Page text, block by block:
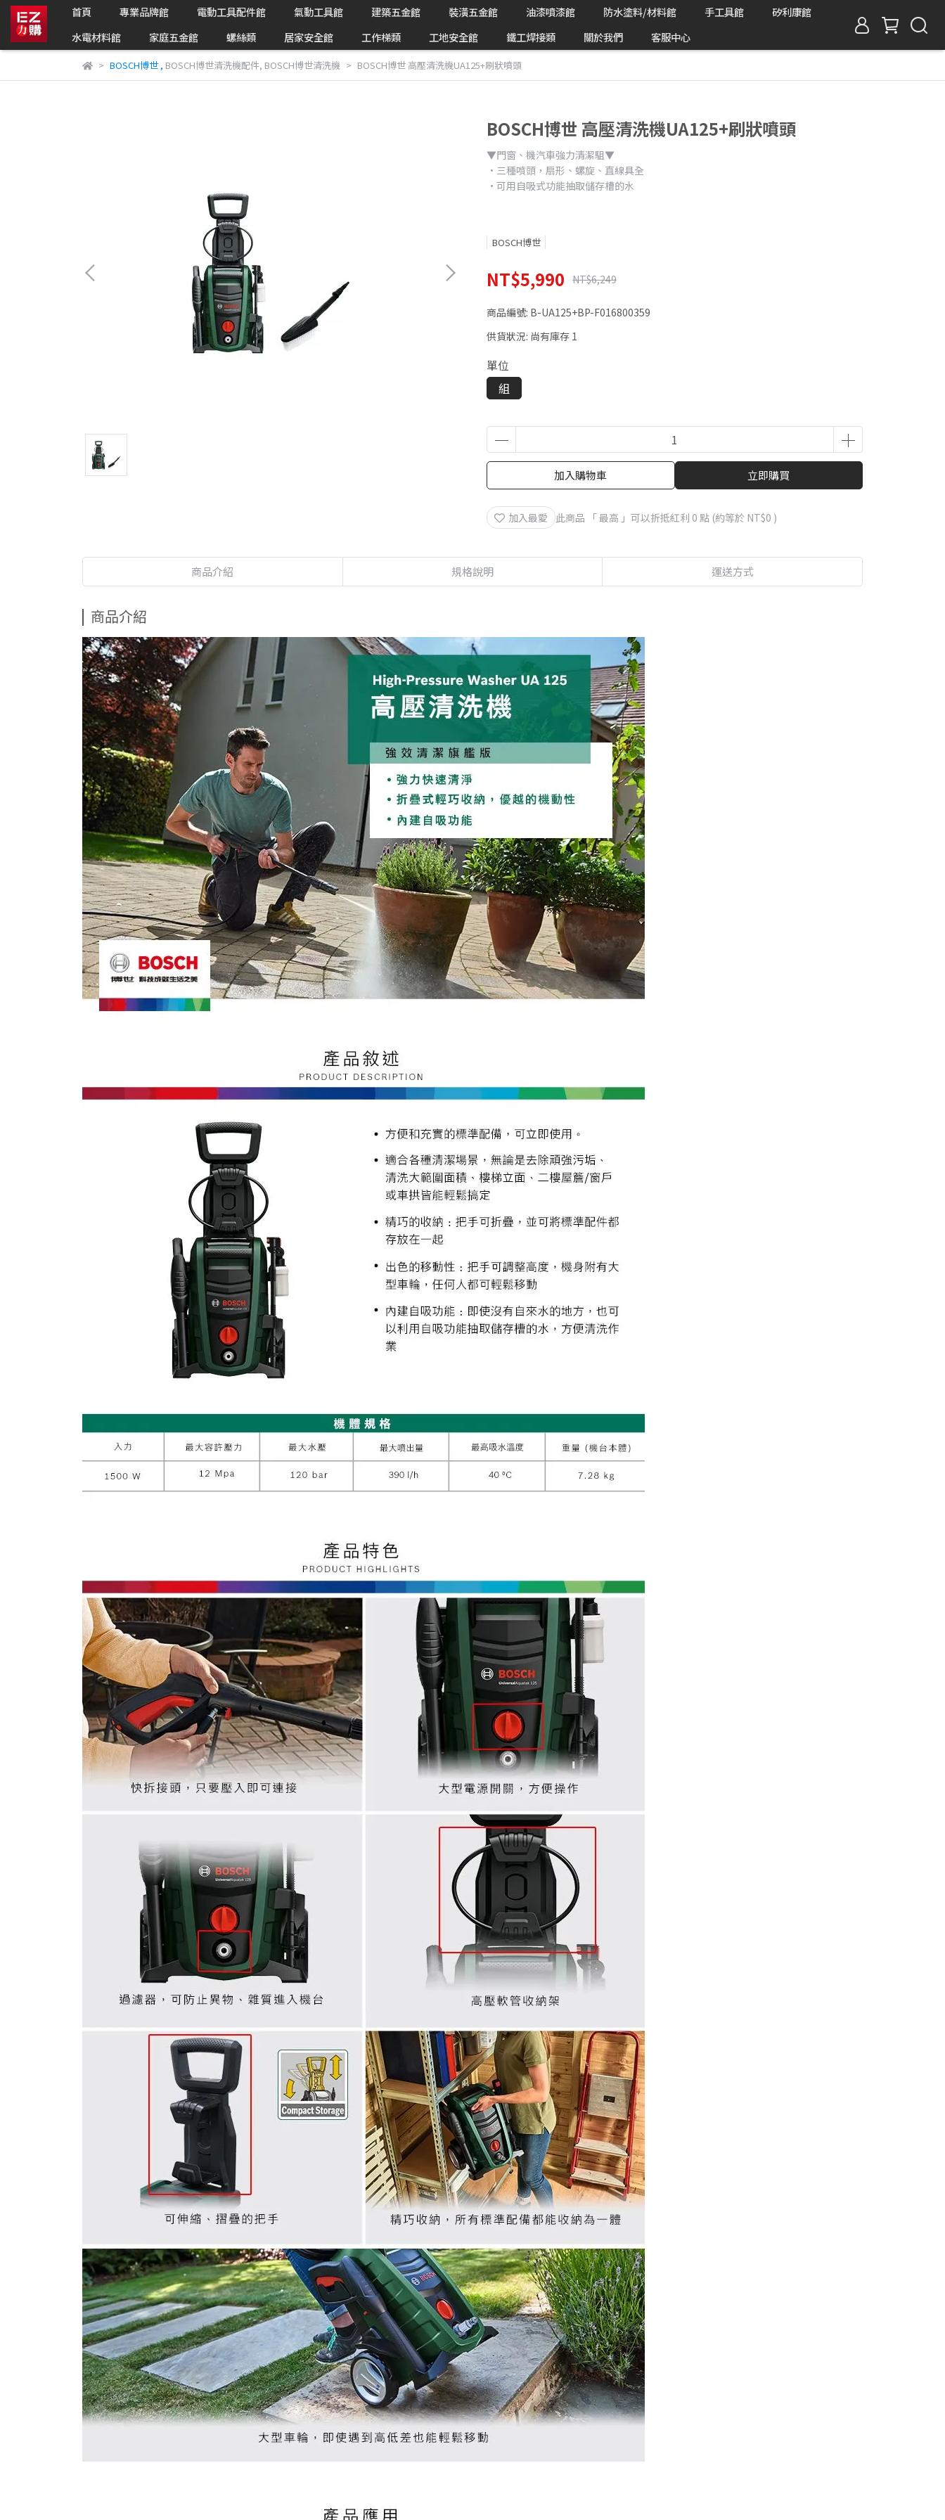
首頁 專業品牌館 電動工具配件館 氣動工具館 建築五金館 裝潢五金館 油漆噴漆館 防水塗料/材料館 手工具館
矽利康館
水電材料館
家庭五金館 螺絲類 居家安全館 工作梯類 工地安全館 鐵工焊接類 關於我們 客服中心
BOSCH博世, BOSCH博世清洗機配件, BOSCH博世清洗機 BOSCH博世 高壓清洗機UA125+刷狀噴頭
BOSCH博世 高壓清洗機UA125+刷狀噴頭
▼門窗、機汽車強力清潔駔▼
•三種噴頭，扇形、螺旋、直線具全
•可用自吸式功能抽取儲存槽的水
BOSCH博世
NT$5,990 NT$6,249
商品編號: B-UA125+BP-F016800359
供貨狀況: 尚有庫存 1
單位
組
加入購物車 立即購買
加入最愛 此商品 「 最高 」可以折抵紅利 0 點 (約等於 NT$0 )
商品介紹 規格說明 運送方式
商品介紹